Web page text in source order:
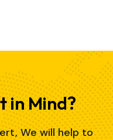
in Mind?
We will help to